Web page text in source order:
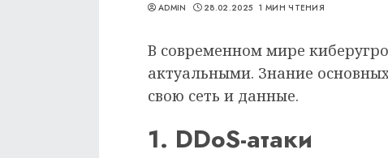
ADMIN 28.02.2025 1 МИН ЧТЕНИЯ
В современном мире
актуальными. Знание
свою сеть и данные.
1. DDoS-атаки